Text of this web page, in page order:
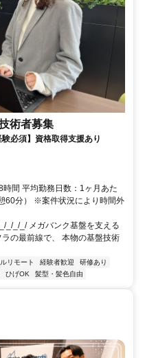
術者募集
必須】資格取得支援あり
間 平均勤務日数：1ヶ月あた
60分） ※案件状況により時間外
_/_/_/ メガバンク基盤を支える
の最前線で、 本物の基盤技術
リモート 経験者歓迎
研修あり
ひげOK 髪型・髪色自由